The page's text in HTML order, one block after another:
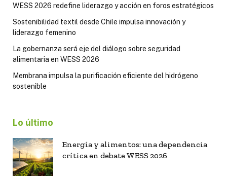
WESS 2026 redefine liderazgo y acción en foros estratégicos
Sostenibilidad textil desde Chile impulsa innovación y
liderazgo femenino
La gobernanza será eje del diálogo sobre seguridad
alimentaria en WESS 2026
Membrana impulsa la purificación eficiente del hidrógeno
sostenible
Lo último
Energía y alimentos: una dependencia
crítica en debate WESS 2026